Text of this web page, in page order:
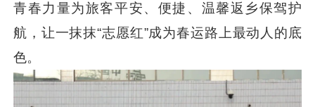
青春力量为旅客平安、便捷、温馨返乡保驾护
航，让一抹抹“志愿红”成为春运路上最动人的底
色。